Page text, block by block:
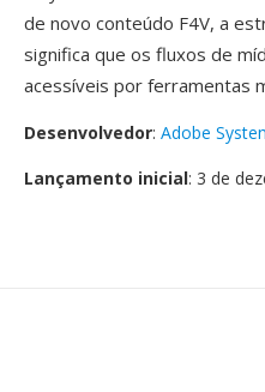
de novo conteúdo F4V, a
significa que os fluxos de
acessíveis por ferramentas
Desenvolvedor: Adobe
Lançamento inicial: 3 de